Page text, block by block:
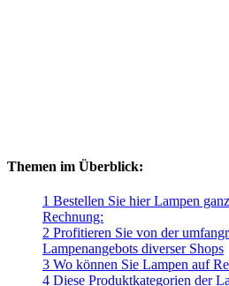
Themen im Überblick:
1 Bestellen Sie hier Lampen
Rechnung:
2 Profitieren Sie von der
Lampenangebots diverser Shops
3 Wo können Sie Lampen auf
4 Diese Produktkategorien der